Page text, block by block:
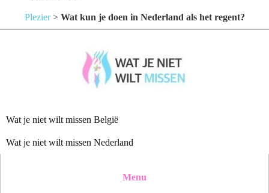
Plezier> Wat kun je doen in Nederland als het regent?
Wat je niet wilt missen België
Wat je niet wilt missen Nederland
Menu